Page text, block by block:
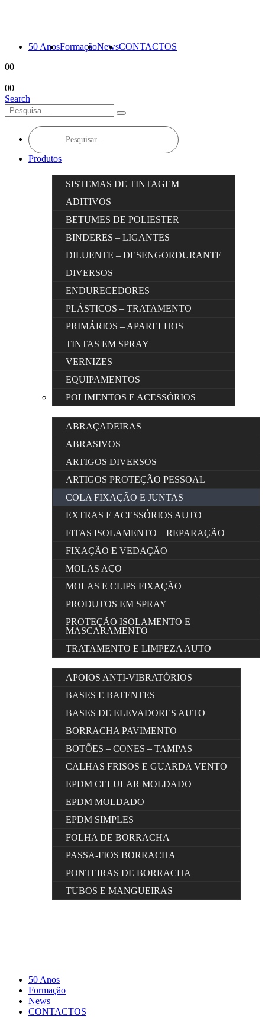
50 AnosFormaçãoNewsCONTACTOS
00
00
Search
Products
search
Produtos
SISTEMAS DE TINTAGEM
ADITIVOS
BETUMES DE POLIESTER
BINDERES – LIGANTES
DILUENTE – DESENGORDURANTE
DIVERSOS
ENDURECEDORES
PLÁSTICOS – TRATAMENTO
PRIMÁRIOS – APARELHOS
TINTAS EM SPRAY
VERNIZES
EQUIPAMENTOS
POLIMENTOS E ACESSÓRIOS
ABRAÇADEIRAS
ABRASIVOS
ARTIGOS DIVERSOS
ARTIGOS PROTEÇÃO PESSOAL
COLA FIXAÇÃO E JUNTAS
EXTRAS E ACESSÓRIOS AUTO
FITAS ISOLAMENTO – REPARAÇÃO
FIXAÇÃO E VEDAÇÃO
MOLAS AÇO
MOLAS E CLIPS FIXAÇÃO
PRODUTOS EM SPRAY
PROTEÇÃO ISOLAMENTO E
MASCARAMENTO
TRATAMENTO E LIMPEZA AUTO
APOIOS ANTI-VIBRATÓRIOS
BASES E BATENTES
BASES DE ELEVADORES AUTO
BORRACHA PAVIMENTO
BOTÕES – CONES – TAMPAS
CALHAS FRISOS E GUARDA VENTO
EPDM CELULAR MOLDADO
EPDM MOLDADO
EPDM SIMPLES
FOLHA DE BORRACHA
PASSA-FIOS BORRACHA
PONTEIRAS DE BORRACHA
TUBOS E MANGUEIRAS
50 Anos
Formação
News
CONTACTOS